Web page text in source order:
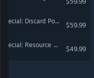
MARVEL SNAP - Steam Special: Discard Power Pack
$59.99
MARVEL SNAP - Steam Special: Resource Cache
$49.99